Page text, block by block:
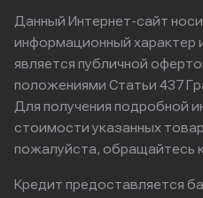
Данный Интернет-сайт
информационный характер
является публичной
положениями Статьи 437
Для получения подробной
стоимости указанных
пожалуйста, обращайтесь
Кредит предоставляется